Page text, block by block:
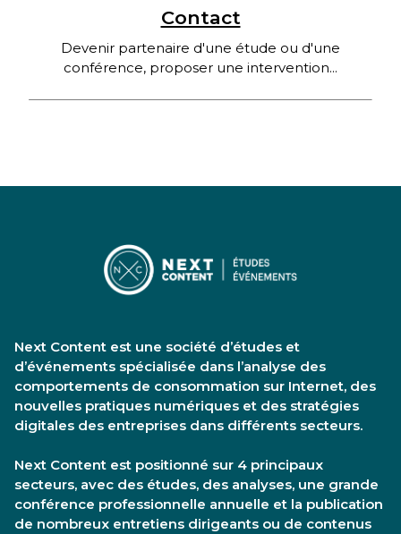
Contact
Devenir partenaire d'une étude ou d'une
conférence, proposer une intervention...
Next Content est une société d’études et
d’événements spécialisée dans l’analyse des
comportements de consommation sur Internet, des
nouvelles pratiques numériques et des stratégies
digitales des entreprises dans différents secteurs.
Next Content est positionné sur 4 principaux
secteurs, avec des études, des analyses, une grande
conférence professionnelle annuelle et la publication
de nombreux entretiens dirigeants ou de contenus